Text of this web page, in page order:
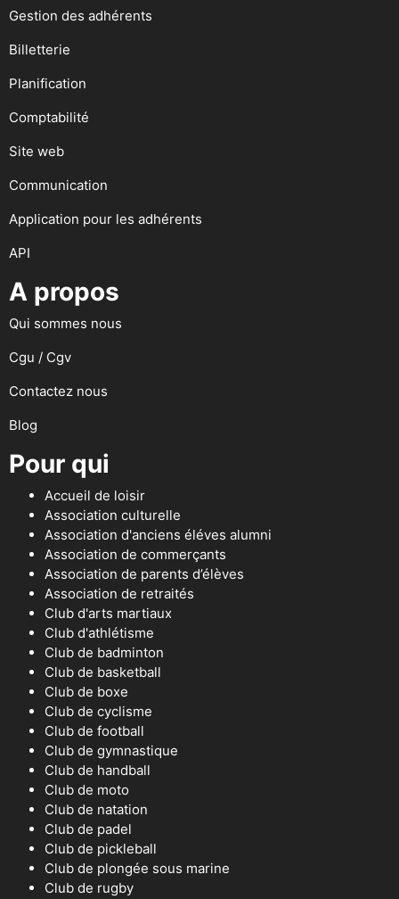
Gestion des adhérents
Billetterie
Planification
Comptabilité
Site web
Communication
Application pour les adhérents
API
A propos
Qui sommes nous
Cgu / Cgv
Contactez nous
Blog
Pour qui
Accueil de loisir
Association culturelle
Association d'anciens éléves alumni
Association de commerçants
Association de parents d’élèves
Association de retraités
Club d'arts martiaux
Club d'athlétisme
Club de badminton
Club de basketball
Club de boxe
Club de cyclisme
Club de football
Club de gymnastique
Club de handball
Club de moto
Club de natation
Club de padel
Club de pickleball
Club de plongée sous marine
Club de rugby